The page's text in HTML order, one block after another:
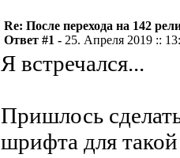
Re: После перехода на 142
Ответ #1 - 25. Апреля 2019 ::
Я встречался...
Пришлось
шрифта для